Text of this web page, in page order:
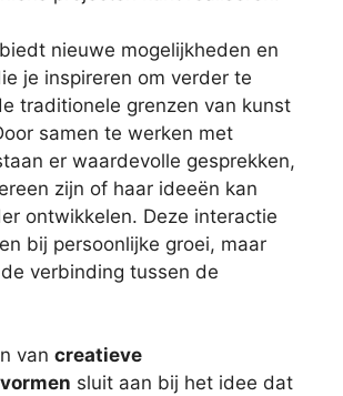
nieuwe mogelijkheden en
je inspireren om verder te
traditionele grenzen van kunst
samen te werken met
er waardevolle gesprekken,
zijn of haar ideeën kan
ontwikkelen. Deze interactie
bij persoonlijke groei, maar
verbinding tussen de
van creatieve
sluit aan bij het idee dat